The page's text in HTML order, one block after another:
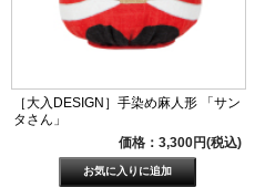
［大入DESIGN］手染め麻人形 「サン
タさん」
価格：3,300円(税込)